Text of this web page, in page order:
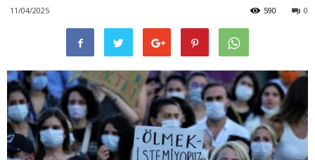
11/04/2025 0
590